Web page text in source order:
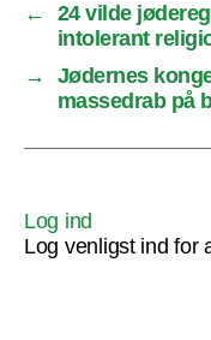
←
24 vilde
intolerant
→
Jødernes
massedrab på
Log ind
Log venligst ind for